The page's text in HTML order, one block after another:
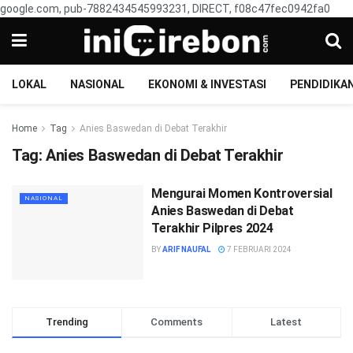
google.com, pub-7882434545993231, DIRECT, f08c47fec0942fa0
LOKAL NASIONAL EKONOMI & INVESTASI
Home Tag Anies Baswedan di Debat Terakhir
Tag: Anies Baswedan di Debat Terakhir
NASIONAL
Mengurai Momen Kontroversial
Anies Baswedan di Debat
Terakhir Pilpres 2024
BYARIF NAUFAL 7 FEBRUARI 2024
Trending Comments Latest